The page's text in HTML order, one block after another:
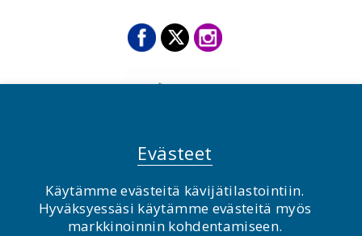
© BirdLife Suomi ry 2026
Evästeet
Käytämme evästeitä kävijätilastointiin.
Hyväksyessäsi käytämme evästeitä myös
markkinoinnin kohdentamiseen.